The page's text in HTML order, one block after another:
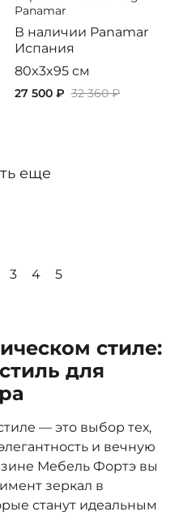
Panamar
В наличии Panamar
Испания
80x3x95 см
27 500 ₽ 32 360 ₽
еще
3 4 5
стиле:
для
— это выбор тех,
и вечную
Мебель Фортэ вы
зеркал в
станут идеальным